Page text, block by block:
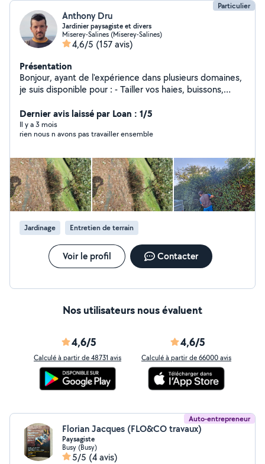
Particulier
Anthony Dru
Jardinier paysagiste et divers
Miserey-Salines (Miserey-Salines)
4,6/5 (157 avis)
Présentation
Bonjour, ayant de l'expérience dans plusieurs domaines,
je suis disponible pour : - Tailler vos haies, buissons,
Désherber vos terrasses et allées - Évacuer vos déchets
et encombrants - Passer karcher / motoculteur - Rentrer
et / ou couper votre bois - Pose clôture rigide - Monter
pas à me demander si vous souhaitez autre chose qui
n'est pas dans la liste. Bien cordialement
Dernier avis laissé par Loan : 1/5
Il y a 3 mois
rien nous n avons pas travailler ensemble
Jardinage Entretien de terrain
Voir le profil Contacter
Nos utilisateurs nous évaluent
4,6/5
Calculé à partir de 48731 avis
4,6/5
Calculé à partir de 66000 avis
Auto-entrepreneur
Florian Jacques (FLO&CO travaux)
Paysagiste
Busy (Busy)
5/5 (4 avis)